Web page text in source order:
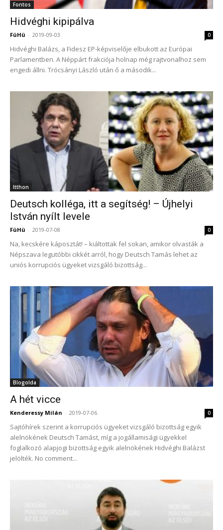
Fontos
Hidvéghi kipipálva
FüHü - 2019-09-03 0
Hidvéghi Balázs, a Fidesz EP-képviselője elbukott az Európai
Parlamentben. A Néppárt frakciója holnap még rajtvonalhoz sem
engedi állni. Trócsányi László után ő a második...
Itthon
Deutsch kolléga, itt a segítség! – Újhelyi
István nyílt levele
FüHü - 2019-07-08 0
Na, kecskére káposztát! – kiáltottak fel sokan, amikor olvasták a
Népszava legutóbbi cikkét arról, hogy Deutsch Tamás lehet az
uniós korrupciós ügyeket vizsgáló bizottság...
Blogolda
A hét vicce
Kenderessy Milán - 2019-07-06 0
Sajtóhírek szerint a korrupciós ügyeket vizsgáló bizottság egyik
alelnökének Deutsch Tamást, míg a jogállamisági ügyekkel
foglalkozó alapjogi bizottság egyik alelnökének Hidvéghi Balázst
jelölték. No comment...